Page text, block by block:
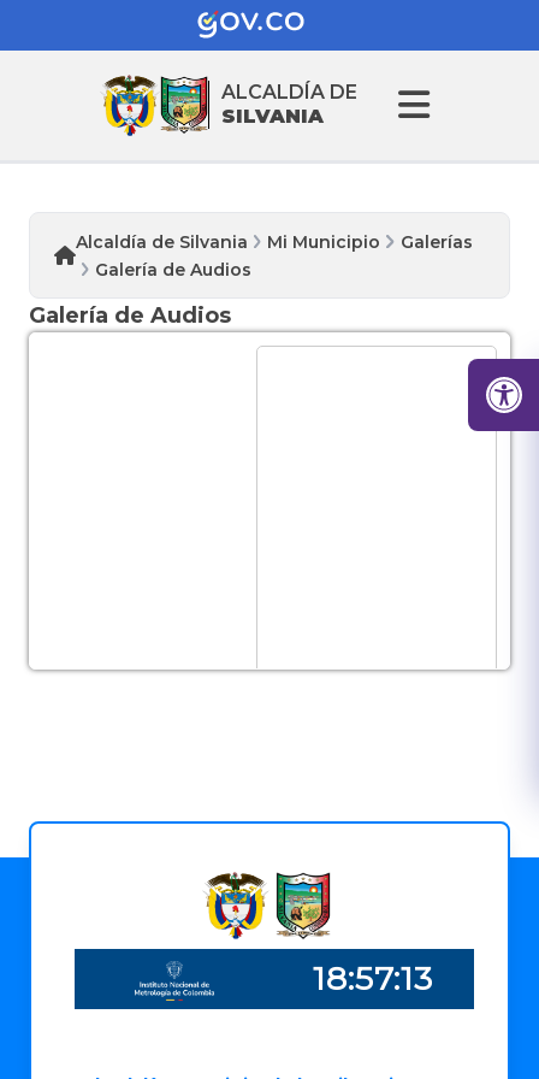
ALCALDÍA DE
SILVANIA
Alcaldía de Silvania Mi Municipio
Galerías
Galería de Audios
Galería de Audios